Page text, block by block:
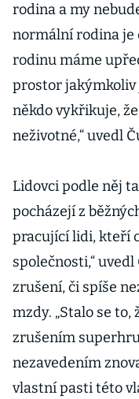
rodina a my
normální rodina je
rodinu máme
prostor
někdo vykřikuje,
neživotné,“ uvedl
Lidovci podle něj
pocházejí z
pracující lidi, kteří
společnosti,“
zrušení, či spíše
mzdy. „Stalo se
zrušením
nezavedením
vlastní pasti této